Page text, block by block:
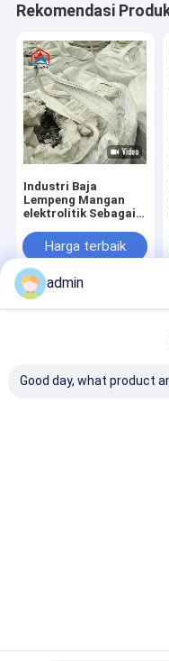
Rekomendasi
Industri Baja
Lempeng Mangan
elektrolitik Sebagai
Untuk Industri
Harga terbaik
Rumah
Tentang
Metallurgy
admin
Good day, what product